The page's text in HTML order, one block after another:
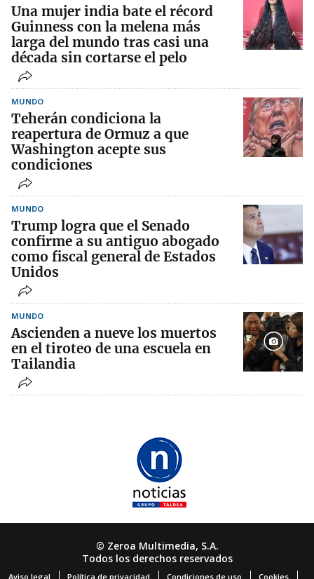
Una mujer india bate el récord
Guinness con la melena más
larga del mundo tras casi una
década sin cortarse el pelo
MUNDO
Teherán condiciona la
reapertura de Ormuz a que
Washington acepte sus
condiciones
MUNDO
Trump logra que el Senado
confirme a su antiguo abogado
como fiscal general de Estados
Unidos
MUNDO
Ascienden a nueve los muertos
en el tiroteo de una escuela en
Tailandia
© Zeroa Multimedia, S.A.
Todos los derechos reservados
Aviso legal Política de privacidad Condiciones de uso Cookies